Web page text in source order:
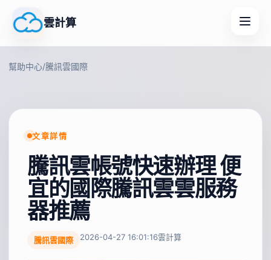
雲計算
幫助中心/騰訊雲國際
文章詳情
騰訊雲帳號快速辦理 便
宜的國際騰訊雲雲服務
器推薦
騰訊雲國際 2026-04-27 16:01:16雲計算